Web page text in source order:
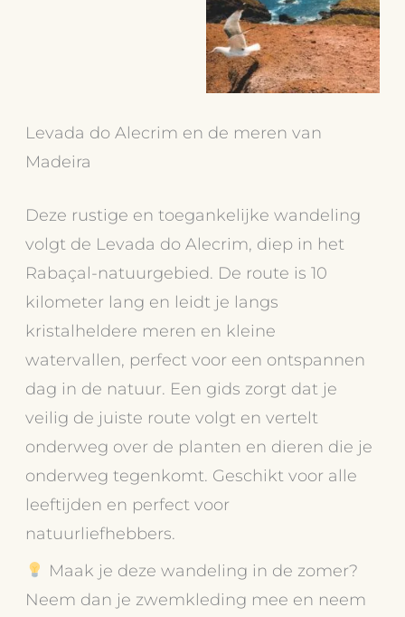
Levada do Alecrim en de meren van
Madeira
Deze rustige en toegankelijke wandeling
volgt de Levada do Alecrim, diep in het
Rabaçal-natuurgebied. De route is 10
kilometer lang en leidt je langs
kristalheldere meren en kleine
watervallen, perfect voor een ontspannen
dag in de natuur. Een gids zorgt dat je
veilig de juiste route volgt en vertelt
onderweg over de planten en dieren die je
onderweg tegenkomt. Geschikt voor alle
leeftijden en perfect voor
natuurliefhebbers.
Maak je deze wandeling in de zomer?
Neem dan je zwemkleding mee en neem